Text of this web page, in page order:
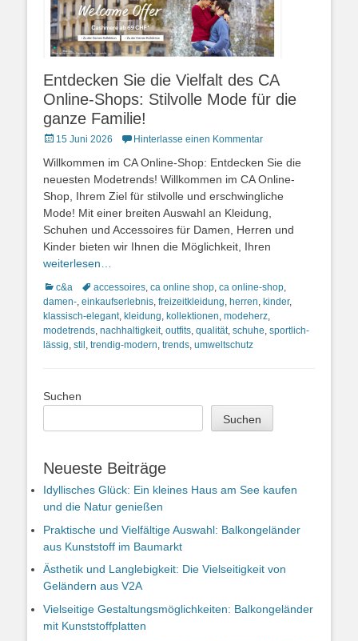
Entdecken Sie die Vielfalt des CA
Online-Shops: Stilvolle Mode für die
ganze Familie!
Posted
15 Juni 2026 Hinterlasse einen Kommentar
Willkommen im CA Online-Shop: Entdecken Sie die
neuesten Modetrends! Willkommen im CA Online-
Shop, Ihrem Ziel für stilvolle und erschwingliche
Mode! Mit einer breiten Auswahl an Kleidung,
Schuhen und Accessoires für Damen, Herren und
Kinder bieten wir Ihnen die Möglichkeit, Ihren
weiterlesen…
Kategorien
c&a Schlagworte
accessoires, ca online shop, ca online-shop,
damen-, einkaufserlebnis, freizeitkleidung, herren, kinder,
klassisch-elegant, kleidung, kollektionen, modeherz,
modetrends, nachhaltigkeit, outfits, qualität, schuhe, sportlich-
lässig, stil , trendig-modern, trends, umweltschutz
Suchen
Suchen
Neueste Beiträge
Idyllisches Glück: Ein kleines Haus am See kaufen
und die Natur genießen
Praktische und Vielfältige Auswahl: Balkongeländer
aus Kunststoff im Baumarkt
Ästhetik und Langlebigkeit: Die Vielseitigkeit von
Geländern aus V2A
Vielseitige Gestaltungsmöglichkeiten: Balkongeländer
mit Kunststoffplatten